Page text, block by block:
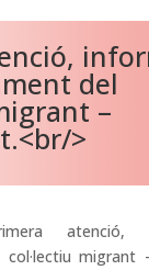
del
–
>
atenció,
col·lectiu migrant